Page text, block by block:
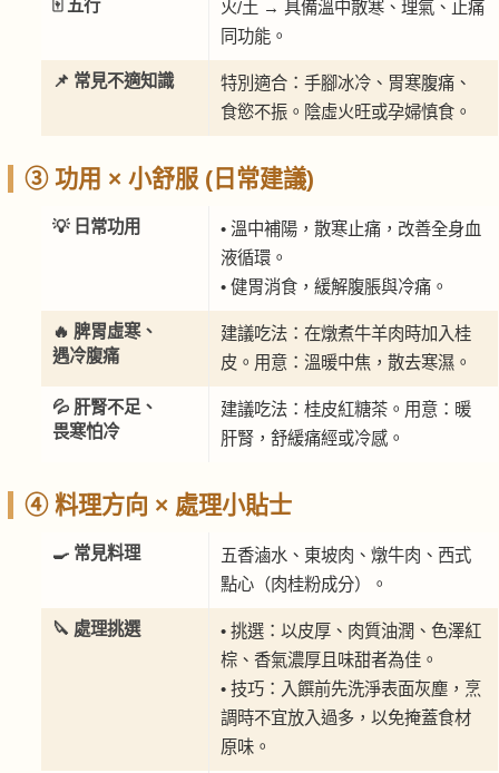
🀄 五行
火/土 → 具備溫中散寒、理氣、止痛
同功能。
📌 常見不適知識
特別適合：手腳冰冷、胃寒腹痛、
食慾不振。陰虛火旺或孕婦慎食。
③ 功用 × 小舒服 (日常建議)
💡 日常功用
• 溫中補陽，散寒止痛，改善全身血
液循環。
• 健胃消食，緩解腹脹與冷痛。
🔥 脾胃虛寒、
遇冷腹痛
建議吃法：在燉煮牛羊肉時加入桂
皮。用意：溫暖中焦，散去寒濕。
💦 肝腎不足、
畏寒怕冷
建議吃法：桂皮紅糖茶。用意：暖
肝腎，舒緩痛經或冷感。
④ 料理方向 × 處理小貼士
🍳 常見料理
五香滷水、東坡肉、燉牛肉、西式
點心（肉桂粉成分）。
🔪 處理挑選
• 挑選：以皮厚、肉質油潤、色澤紅
棕、香氣濃厚且味甜者為佳。
• 技巧：入饌前先洗淨表面灰塵，烹
調時不宜放入過多，以免掩蓋食材
原味。